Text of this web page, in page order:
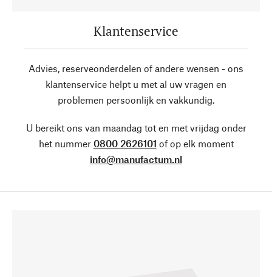
Klantenservice
Advies, reserveonderdelen of andere wensen - ons
klantenservice helpt u met al uw vragen en
problemen persoonlijk en vakkundig.
U bereikt ons van maandag tot en met vrijdag onder
het nummer 0800 2626101 of op elk moment
info@manufactum.nl